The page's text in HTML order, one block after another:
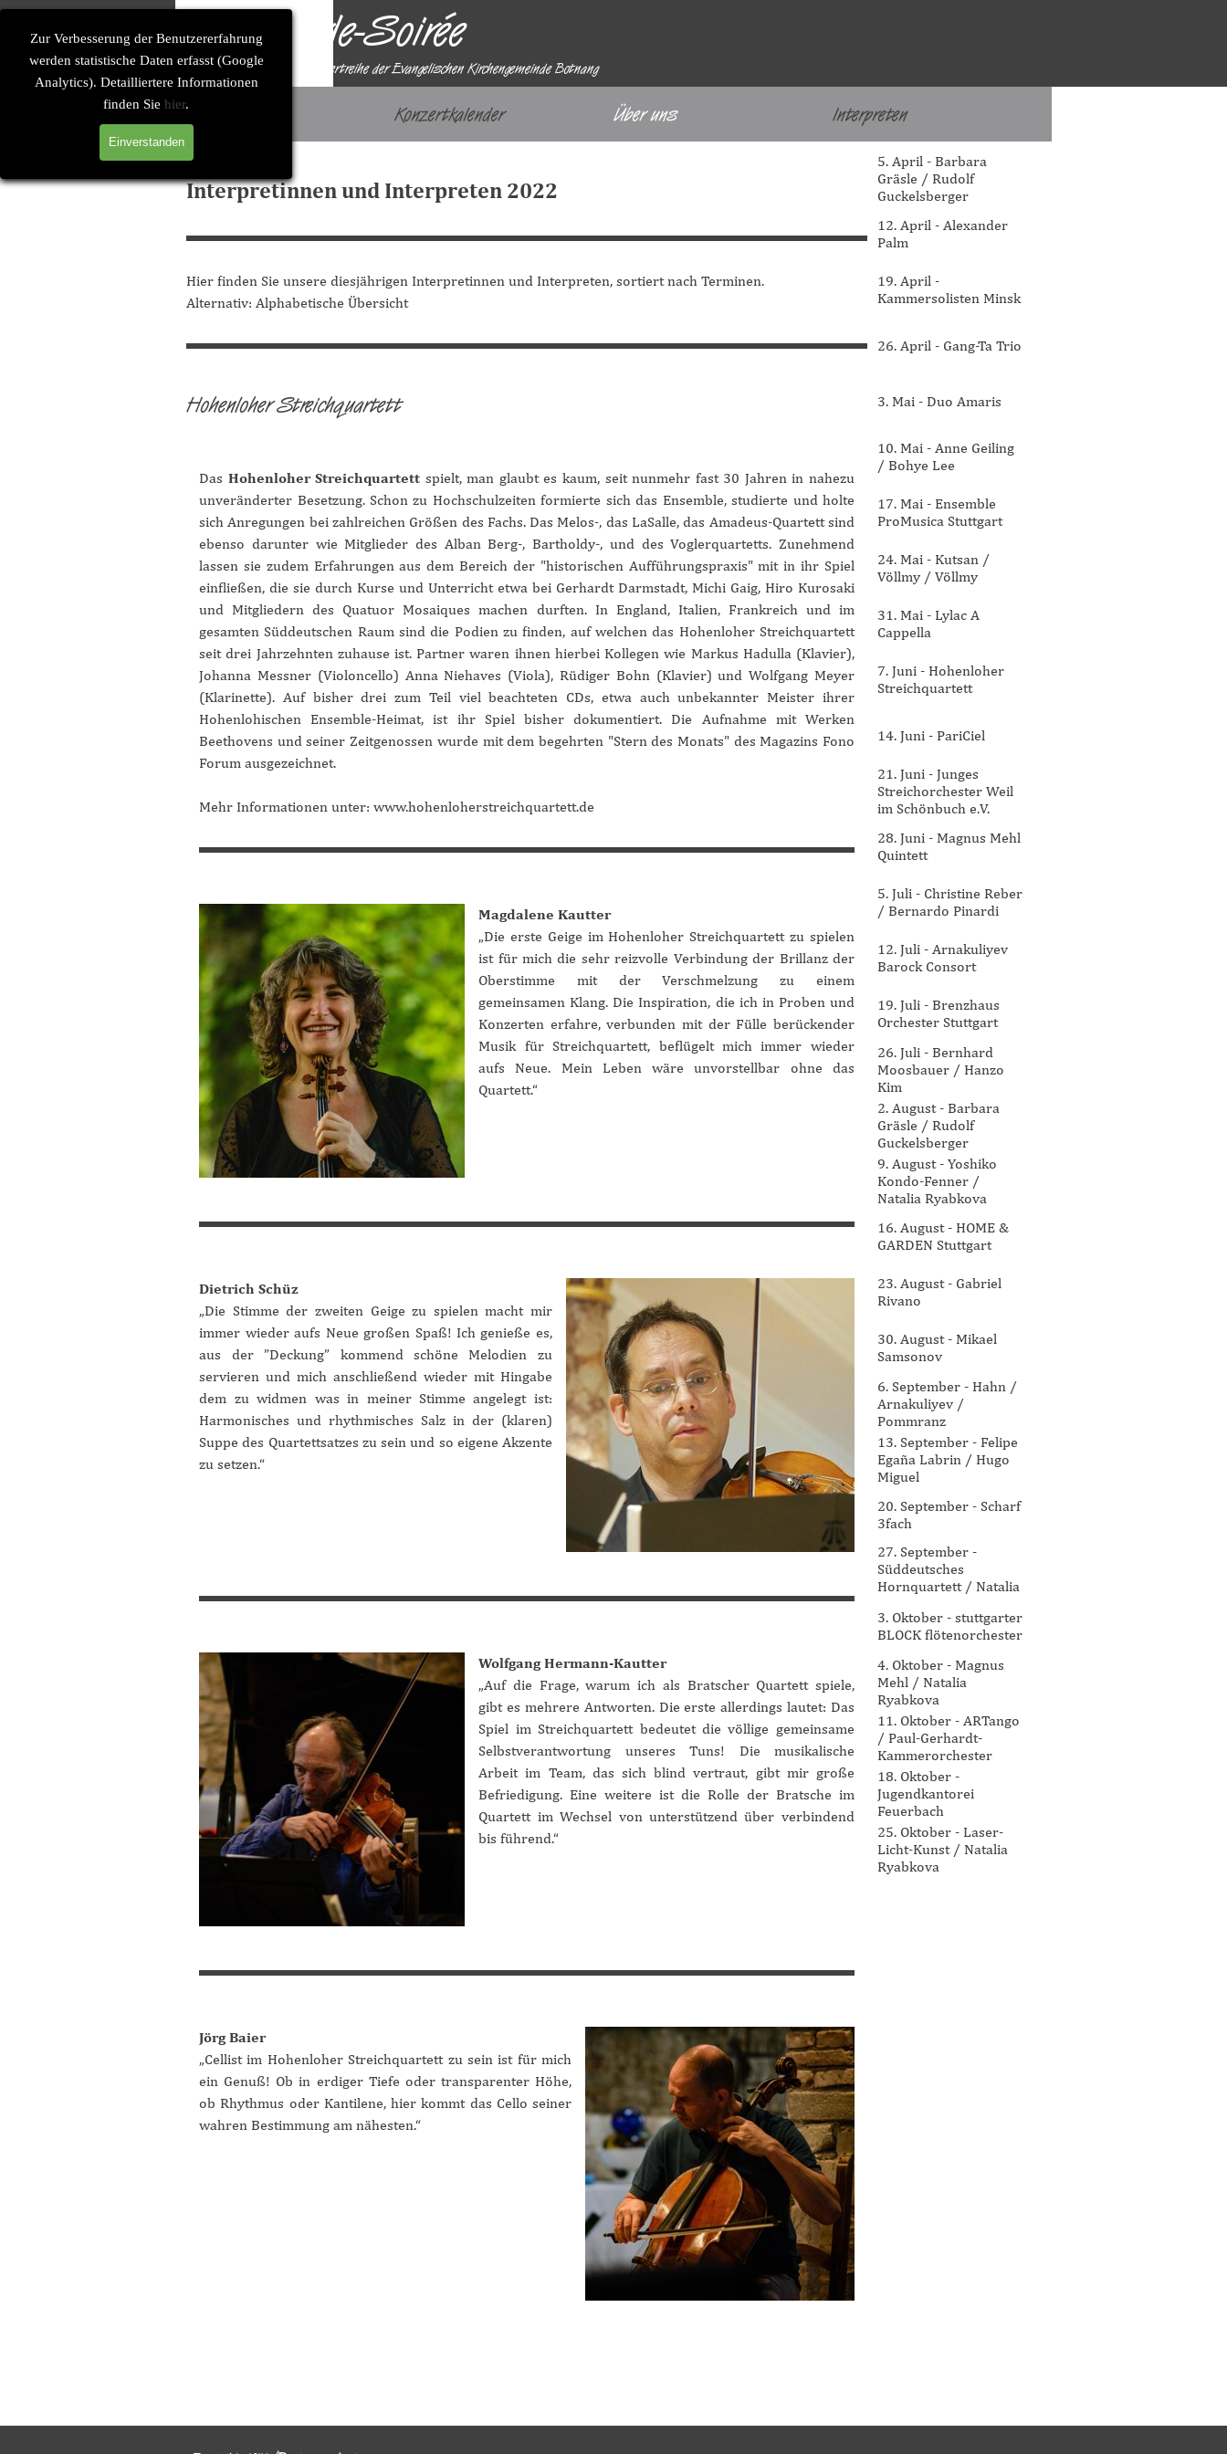
Zur Verbesserung der Benutzererfahrung
werden statistische Daten erfasst (Google
Analytics). Detailliertere Informationen
finden Sie hier.
Einverstanden
Direkt zum Seiteninhalt Solitude-Soirée
Menü überspringen
Startseite Konzertkalender Über uns Interpreten
Eine Konzertreihe der Evangelischen Kirchengemeinde Botnang
Interpretinnen und Interpreten 2022
Hier finden Sie unsere diesjährigen Interpretinnen und Interpreten, sortiert nach Terminen.
Alternativ:Alphabetische Übersicht
Hohenloher Streichquartett
Das Hohenloher Streichquartett spielt, man glaubt es kaum, seit nunmehr fast 30 Jahren in nahezu
unveränderter Besetzung. Schon zu Hochschulzeiten formierte sich das Ensemble, studierte und holte
sich Anregungen bei zahlreichen Größen des Fachs. Das Melos-, das LaSalle, das Amadeus-Quartett sind
ebenso darunter wie Mitglieder des Alban Berg-, Bartholdy-, und des Voglerquartetts. Zunehmend
lassen sie zudem Erfahrungen aus dem Bereich der "historischen Aufführungspraxis" mit in ihr Spiel
einfließen, die sie durch Kurse und Unterricht etwa bei Gerhardt Darmstadt, Michi Gaig, Hiro Kurosaki
und Mitgliedern des Quatuor Mosaiques machen durften. In England, Italien, Frankreich und im
gesamten Süddeutschen Raum sind die Podien zu finden, auf welchen das Hohenloher Streichquartett
seit drei Jahrzehnten zuhause ist. Partner waren ihnen hierbei Kollegen wie Markus Hadulla (Klavier),
Johanna Messner (Violoncello) Anna Niehaves (Viola), Rüdiger Bohn (Klavier) und Wolfgang Meyer
(Klarinette). Auf bisher drei zum Teil viel beachteten CDs, etwa auch unbekannter Meister ihrer
Hohenlohischen Ensemble-Heimat, ist ihr Spiel bisher dokumentiert. Die Aufnahme mit Werken
Beethovens und seiner Zeitgenossen wurde mit dem begehrten "Stern des Monats" des Magazins Fono
Forum ausgezeichnet.
Mehr Informationen unter:www.hohenloherstreichquartett.de
Magdalene Kautter
„Die erste Geige im Hohenloher Streichquartett zu spielen
ist für mich die sehr reizvolle Verbindung der Brillanz der
Oberstimme mit der Verschmelzung zu einem
gemeinsamen Klang. Die Inspiration, die ich in Proben und
Konzerten erfahre, verbunden mit der Fülle berückender
Musik für Streichquartett, beflügelt mich immer wieder
aufs Neue. Mein Leben wäre unvorstellbar ohne das
Quartett.“
Dietrich Schüz
„Die Stimme der zweiten Geige zu spielen macht mir
immer wieder aufs Neue großen Spaß! Ich genieße es,
aus der ”Deckung” kommend schöne Melodien zu
servieren und mich anschließend wieder mit Hingabe
dem zu widmen was in meiner Stimme angelegt ist:
Harmonisches und rhythmisches Salz in der (klaren)
Suppe des Quartettsatzes zu sein und so eigene Akzente
zu setzen.“
Wolfgang Hermann-Kautter
„Auf die Frage, warum ich als Bratscher Quartett spiele,
gibt es mehrere Antworten. Die erste allerdings lautet: Das
Spiel im Streichquartett bedeutet die völlige gemeinsame
Selbstverantwortung unseres Tuns! Die musikalische
Arbeit im Team, das sich blind vertraut, gibt mir große
Befriedigung. Eine weitere ist die Rolle der Bratsche im
Quartett im Wechsel von unterstützend über verbindend
bis führend.“
Jörg Baier
„Cellist im Hohenloher Streichquartett zu sein ist für mich
ein Genuß! Ob in erdiger Tiefe oder transparenter Höhe,
ob Rhythmus oder Kantilene, hier kommt das Cello seiner
wahren Bestimmung am nähesten.“
Menü überspringen
5. April - Barbara
Gräsle / Rudolf
Guckelsberger
12. April - Alexander
Palm
19. April -
Kammersolisten Minsk
26. April - Gang-Ta Trio
3. Mai - Duo Amaris
10. Mai - Anne Geiling
/ Bohye Lee
17. Mai - Ensemble
ProMusica Stuttgart
24. Mai - Kutsan /
Völlmy / Völlmy
31. Mai - Lylac A
Cappella
7. Juni - Hohenloher
Streichquartett
14. Juni - PariCiel
21. Juni - Junges
Streichorchester Weil
im Schönbuch e.V.
28. Juni - Magnus Mehl
Quintett
5. Juli - Christine Reber
/ Bernardo Pinardi
12. Juli - Arnakuliyev
Barock Consort
19. Juli - Brenzhaus
Orchester Stuttgart
26. Juli - Bernhard
Moosbauer / Hanzo
Kim
2. August - Barbara
Gräsle / Rudolf
Guckelsberger
9. August - Yoshiko
Kondo-Fenner /
Natalia Ryabkova
16. August - HOME &
GARDEN Stuttgart
23. August - Gabriel
Rivano
30. August - Mikael
Samsonov
6. September - Hahn /
Arnakuliyev /
Pommranz
13. September - Felipe
Egaña Labrin / Hugo
Miguel
20. September - Scharf
3fach
27. September -
Süddeutsches
Hornquartett / Natalia
3. Oktober - stuttgarter
BLOCK flötenorchester
4. Oktober - Magnus
Mehl / Natalia
Ryabkova
11. Oktober - ARTango
/ Paul-Gerhardt-
Kammerorchester
18. Oktober -
Jugendkantorei
Feuerbach
25. Oktober - Laser-
Licht-Kunst / Natalia
Ryabkova